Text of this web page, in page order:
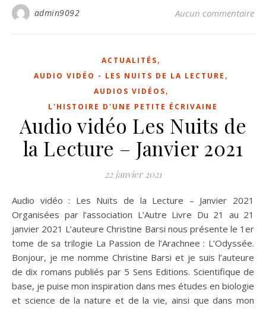
admin9092 Aucun commentaire
ACTUALITÉS,
AUDIO VIDÉO - LES NUITS DE LA LECTURE ,
AUDIOS VIDÉOS,
L'HISTOIRE D'UNE PETITE ÉCRIVAINE
Audio vidéo Les Nuits de
la Lecture – Janvier 2021
22 janvier 2021
Audio vidéo : Les Nuits de la Lecture – Janvier 2021
Organisées par l’association L’Autre Livre Du 21 au 21
janvier 2021 L’auteure Christine Barsi nous présente le 1er
tome de sa trilogie La Passion de l’Arachnee : L’Odyssée.
Bonjour, je me nomme Christine Barsi et je suis l’auteure
de dix romans publiés par 5 Sens Editions. Scientifique de
base, je puise mon inspiration dans mes études en biologie
et science de la nature et de la vie, ainsi que dans mon